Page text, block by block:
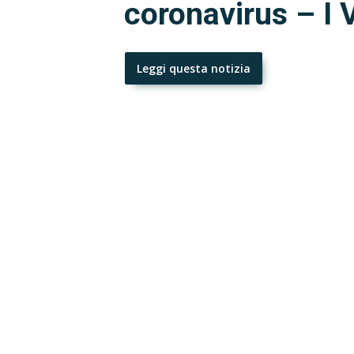
coronavirus – I
Leggi questa notizia